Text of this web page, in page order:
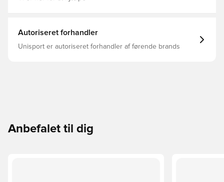
Autoriseret forhandler
Unisport er autoriseret forhandler af førende brands
Anbefalet til dig